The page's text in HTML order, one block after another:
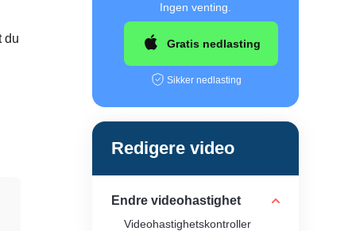
Ingen venting.
Gratis nedlasting
Sikker nedlasting
Redigere video
Endre videohastighet
Videohastighetskontroller
du